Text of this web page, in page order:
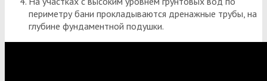
периметру бани прокладываются дренажные трубы, на
глубине фундаментной подушки.